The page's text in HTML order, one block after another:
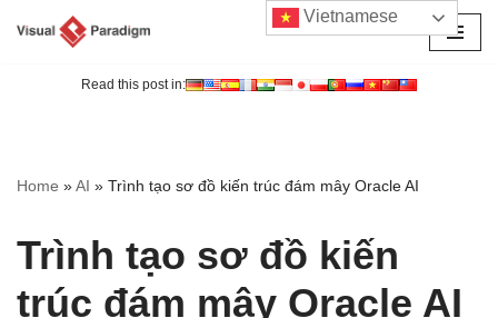
Read this post in:
Home »AI » Trình tạo sơ đồ kiến trúc đám mây Oracle AI
Trình tạo sơ đồ kiến
trúc đám mây Oracle AI
Vietnamese